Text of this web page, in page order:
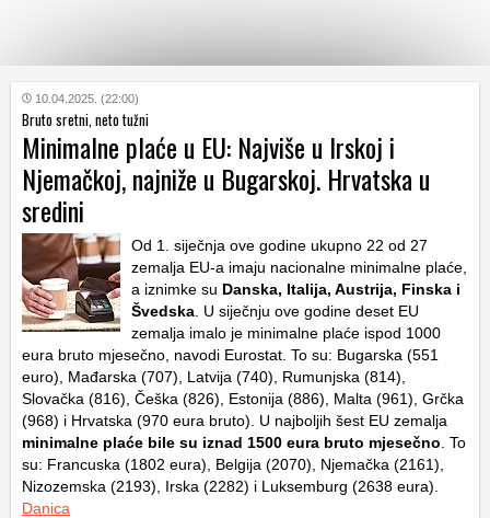
KATEGORIJE
HRVATSKI
WEB
10.04.2025. (22:00)
Bruto sretni, neto tužni
Minimalne plaće u EU: Najviše u Irskoj i
Njemačkoj, najniže u Bugarskoj. Hrvatska u
sredini
Od 1. siječnja ove godine ukupno 22 od 27
zemalja EU-a imaju nacionalne minimalne plaće,
a iznimke su Danska, Italija, Austrija, Finska i
Švedska . U siječnju ove godine deset EU
zemalja imalo je minimalne plaće ispod 1000
eura bruto mjesečno, navodi Eurostat. To su: Bugarska (551
euro), Mađarska (707), Latvija (740), Rumunjska (814),
Slovačka (816), Češka (826), Estonija (886), Malta (961), Grčka
(968) i Hrvatska (970 eura bruto). U najboljih šest EU zemalja
minimalne plaće bile su iznad 1500 eura bruto mjesečno . To
su: Francuska (1802 eura), Belgija (2070), Njemačka (2161),
Nizozemska (2193), Irska (2282) i Luksemburg (2638 eura).
Danica